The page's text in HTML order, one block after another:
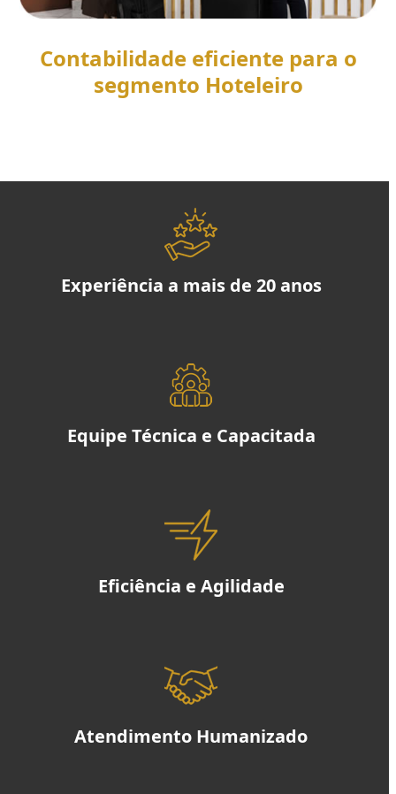
Contabilidade eficiente para o
segmento Hoteleiro
Experiência a mais de 20 anos
Equipe Técnica e Capacitada
Eficiência e Agilidade
Atendimento Humanizado